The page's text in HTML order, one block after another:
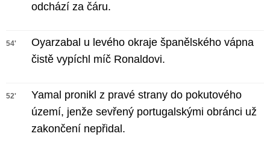
odchází za čáru.
54'
Oyarzabal u levého okraje španělského vápna
čistě vypíchl míč Ronaldovi.
52'
Yamal pronikl z pravé strany do pokutového
území, jenže sevřený portugalskými obránci už
zakončení nepřidal.